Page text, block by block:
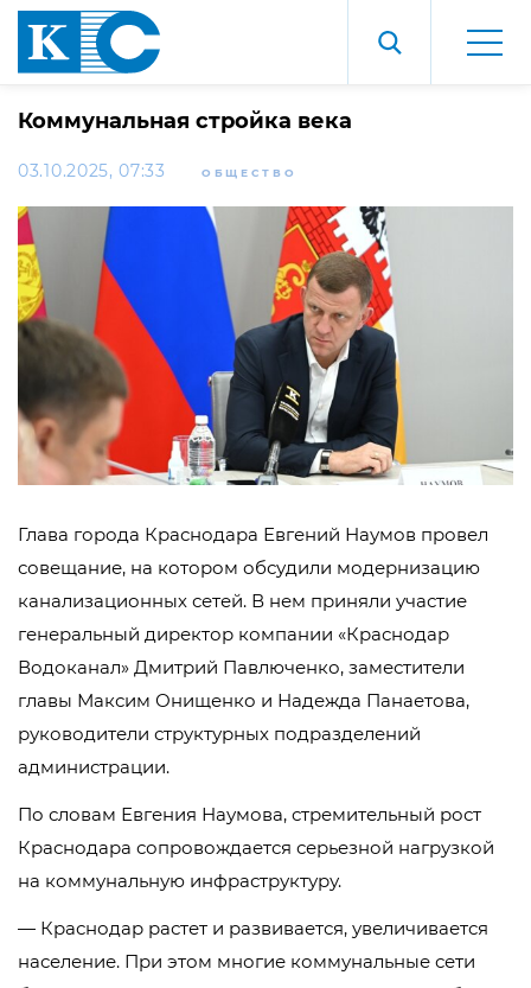
Коммунальная стройка века
03.10.2025, 07:33 ОБЩЕСТВО
Глава города Краснодара Евгений Наумов провел
совещание, на котором обсудили модернизацию
канализационных сетей. В нем приняли участие
генеральный директор компании «Краснодар
Водоканал» Дмитрий Павлюченко, заместители
главы Максим Онищенко и Надежда Панаетова,
руководители структурных подразделений
администрации.
По словам Евгения Наумова, стремительный рост
Краснодара сопровождается серьезной нагрузкой
на коммунальную инфраструктуру.
— Краснодар растет и развивается, увеличивается
население. При этом многие коммунальные сети